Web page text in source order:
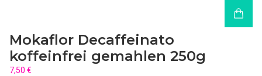
Mokaflor Decaffeinato
koffeinfrei gemahlen 250g
7,50 €